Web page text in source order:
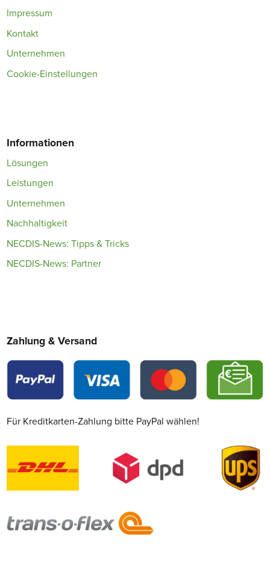
Impressum
Kontakt
Unternehmen
Cookie-Einstellungen
Informationen
Lösungen
Leistungen
Unternehmen
Nachhaltigkeit
NECDIS-News: Tipps & Tricks
NECDIS-News: Partner
Zahlung & Versand
Für Kreditkarten-Zahlung bitte PayPal wählen!